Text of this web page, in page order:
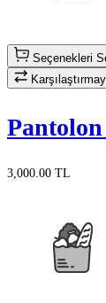
Seçenekleri
3,000.00 TL